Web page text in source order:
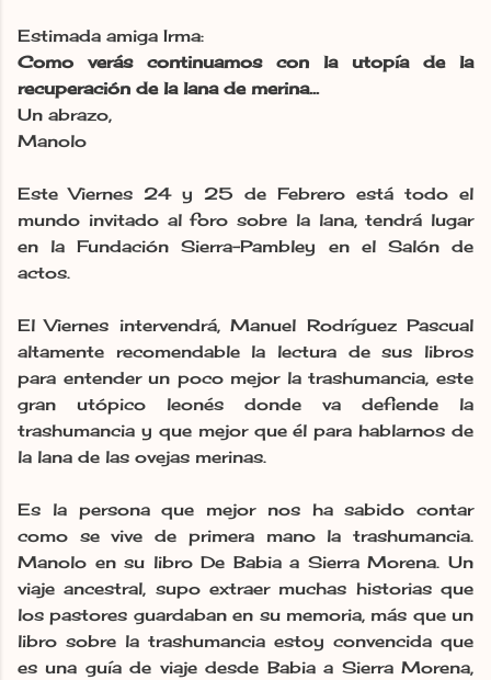
Estimada amiga Irma:
Como verás continuamos con la utopía de la
recuperación de la lana de merina...
Un abrazo,
Manolo
Este Viernes 24 y 25 de Febrero está todo el
mundo invitado al foro sobre la lana, tendrá lugar
en la Fundación Sierra-Pambley en el Salón de
actos.
El Viernes intervendrá, Manuel Rodríguez Pascual
altamente recomendable la lectura de sus libros
para entender un poco mejor la trashumancia, este
gran utópico leonés donde va defiende la
trashumancia y que mejor que él para hablarnos de
la lana de las ovejas merinas.
Es la persona que mejor nos ha sabido contar
como se vive de primera mano la trashumancia.
Manolo en su libro De Babia a Sierra Morena. Un
viaje ancestral, supo extraer muchas historias que
los pastores guardaban en su memoria, más que un
libro sobre la trashumancia estoy convencida que
es una guía de viaje desde Babia a Sierra Morena,